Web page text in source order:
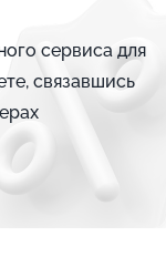
сервиса для
связавшись